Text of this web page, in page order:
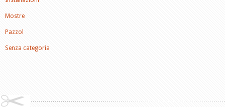
Mostre
Pazzol
Senza categoria